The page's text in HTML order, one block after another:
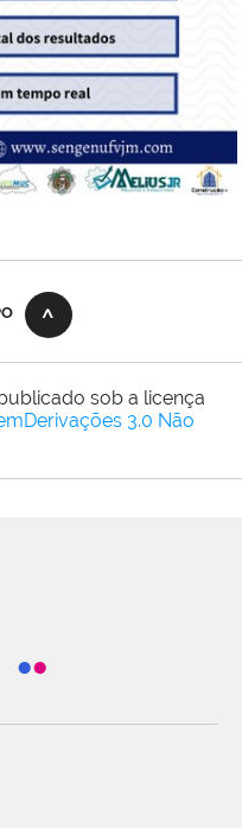
sob a licença
3.0 Não